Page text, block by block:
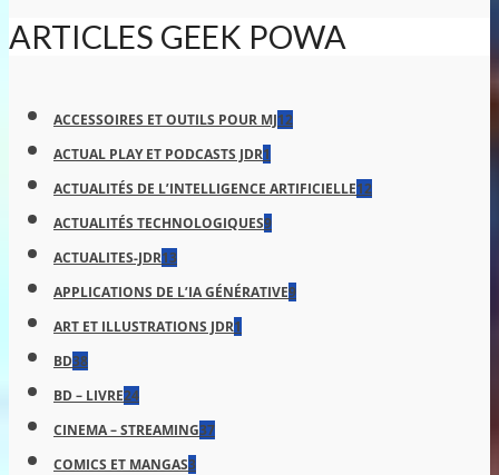
ARTICLES GEEK POWA
ACCESSOIRES ET OUTILS POUR MJ12
ACTUAL PLAY ET PODCASTS JDR1
ACTUALITÉS DE L’INTELLIGENCE ARTIFICIELLE12
ACTUALITÉS TECHNOLOGIQUES9
ACTUALITES-JDR13
APPLICATIONS DE L’IA GÉNÉRATIVE9
ART ET ILLUSTRATIONS JDR1
BD38
BD – LIVRE24
CINEMA – STREAMING37
COMICS ET MANGAS3